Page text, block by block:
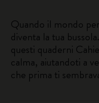
Quando il mondo
diventa la tua
questi quaderni
calma, aiutandoti a
che prima ti